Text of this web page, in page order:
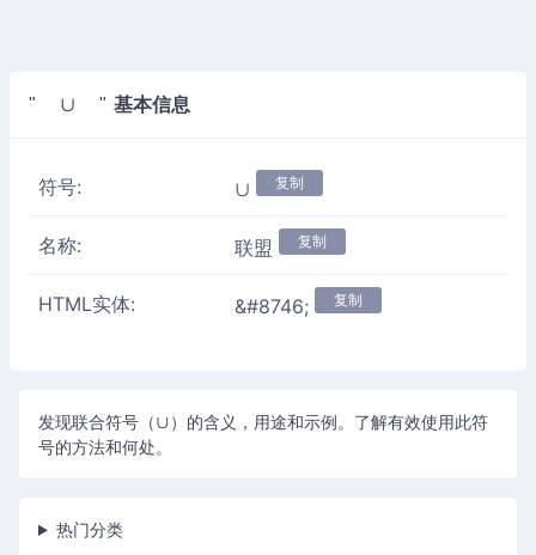
" ∪ " 基本信息
符号: ∪ 复制
名称: 联盟 复制
HTML实体: &#8746; 复制
发现联合符号（∪）的含义，用途和示例。了解有效使用此符
号的方法和何处。
热门分类